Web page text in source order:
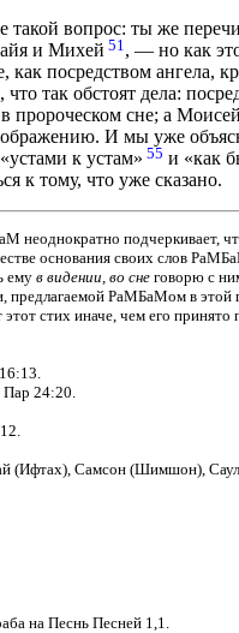
вопрос: ты же
и Михей 51, — но как
как посредством ангела,
что так обстоят дела:
пророческом сне; а
И мы уже
к устам» 55 и «как
к тому, что уже сказано.
неоднократно подчеркивает,
основания своих слов
емув видении, во сне говорю с
предлагаемой РаМБаМом в этой
стих иначе, чем его
24:20.
(Ифтах), Самсон (Шимшон),
на Песнь Песней 1,1.